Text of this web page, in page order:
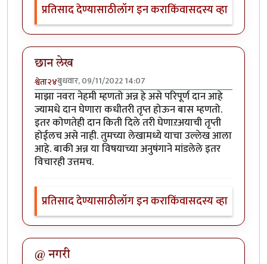
प्रतिसाद देण्यासाठीलॉग इन कराकिंवासदस्य व्हा
छान लेख
श्वेता२४बुधवार, 09/11/2022 14:07
माझा नवरा नेहमी म्हणतो अन्न हे असे परिपूर्ण दान आहे
ज्यामधे दान घेणारा कधीतरी तृप्त होऊन बास म्हणतो.
इतर कोणतेही दान किती दिले तरी घेणाऱअयाची तृप्ती
होईलच असे नाही. तुमच्या लेखामध्ये याचा उल्लेख आला
आहे. बाकी अन्न या विषयाच्या अनुषंगाने मांडलेले इतर
विचारही उत्तमच.
प्रतिसाद देण्यासाठीलॉग इन कराकिंवासदस्य व्हा
@ नगरी